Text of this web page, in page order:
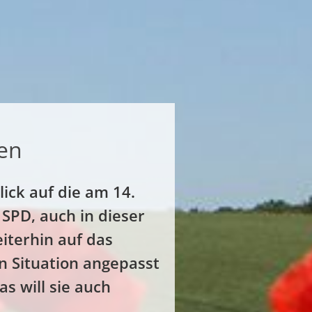
auf die am 14.
auch in dieser
auf das
Situation angepasst
will sie auch